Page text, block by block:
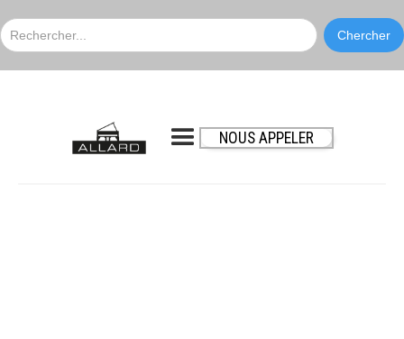
NOUS APPELER